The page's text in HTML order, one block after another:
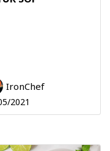
IronChef
2021